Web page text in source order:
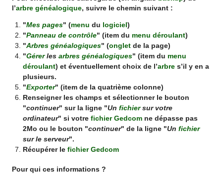
l’arbre généalogique, suivre le chemin suivant :
"Mes pages" (menu du logiciel)
"Panneau de contrôle" (item du menu déroulant)
"Arbres généalogiques" (ongletde la page)
"Gérerles arbres généalogiques" (item du menu
déroulant) et éventuellement choix de l’arbres’il y en a
plusieurs.
"Exporter" (item de la quatrième colonne)
Renseigner les champs et sélectionner le bouton
"continuer" sur la ligne "Un fichiersur votre
ordinateur" si votre fichier Gedcomne dépasse pas
2Mo ou le bouton "continuer" de la ligne "Un fichier
sur le serveur".
Récupérer le fichier Gedcom
Pour qui ces informations ?